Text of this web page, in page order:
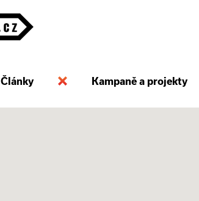
Články Kampaně a projekty